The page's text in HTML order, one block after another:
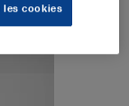
les cookies